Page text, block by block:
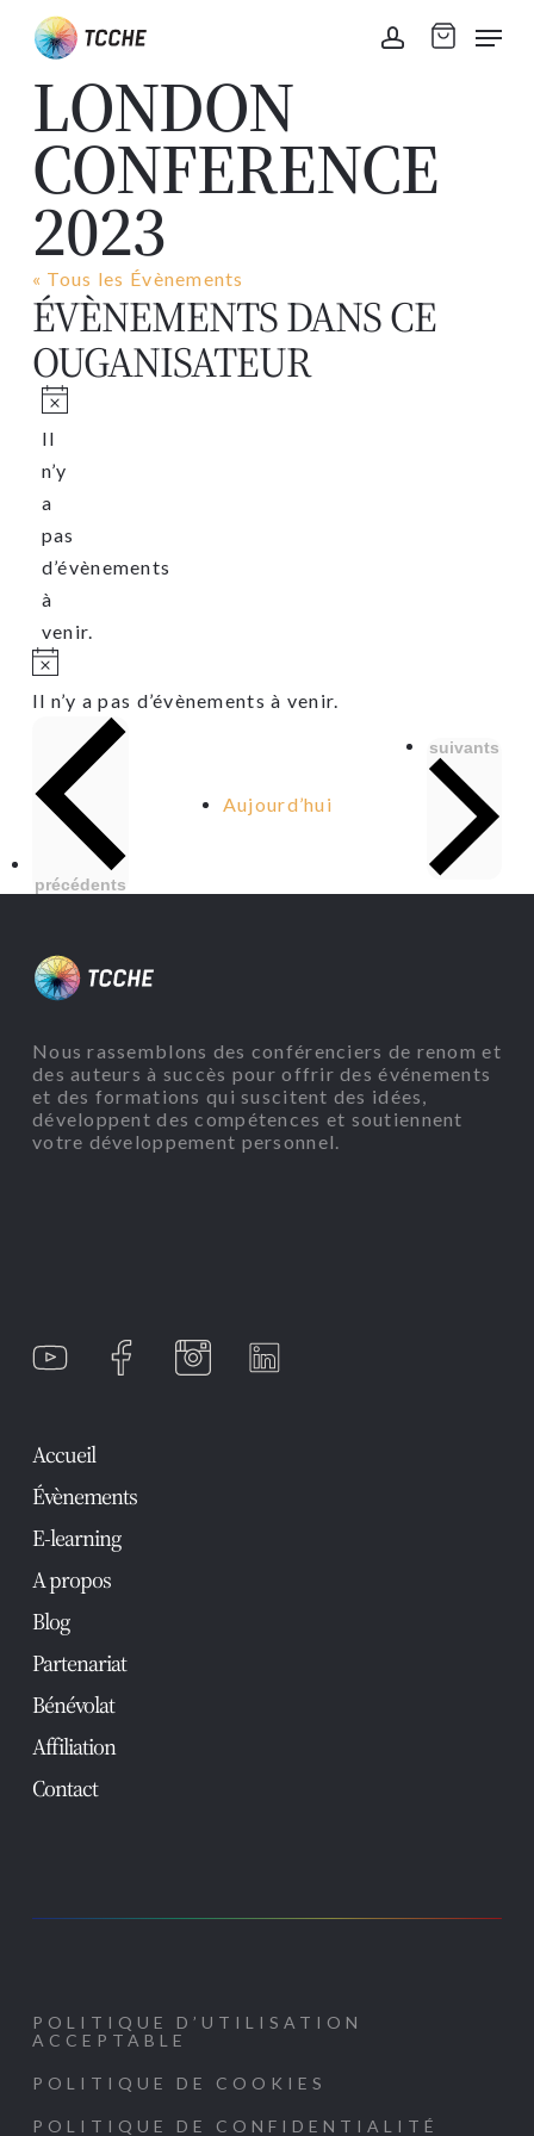
main
content
account
LONDON
CONFERENCE
2023
« Tous les Évènements
ÉVÈNEMENTS DANS CE
OUGANISATEUR
Notice
Il
n’y
a
pas
d’évènements
à
venir.
Notice
Il n’y a pas d’évènements à venir.
Évènements
précédents
Aujourd’hui
Évènements
suivants
Nous rassemblons des conférenciers de renom et
des auteurs à succès pour offrir des événements
et des formations qui suscitent des idées,
développent des compétences et soutiennent
votre développement personnel.
Accueil
Évènements
E-learning
A propos
Blog
Partenariat
Bénévolat
Affiliation
Contact
POLITIQUE D’UTILISATION
ACCEPTABLE
POLITIQUE DE COOKIES
POLITIQUE DE CONFIDENTIALITÉ